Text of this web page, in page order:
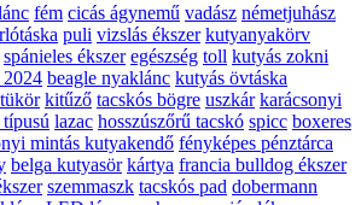
fém cicás ágynemű vadász németjuhász
puli vizslás ékszer kutyanyakörv
spánieles ékszer egészség toll kutyás zokni
2024 beagle nyaklánc kutyás övtáska
kitűző tacskós bögre uszkár karácsonyi
lazac hosszúszőrű tacskó spicc boxeres
mintás kutyakendő fényképes pénztárca
belga kutyasör kártya francia bulldog ékszer
szemmaszk tacskós pad dobermann